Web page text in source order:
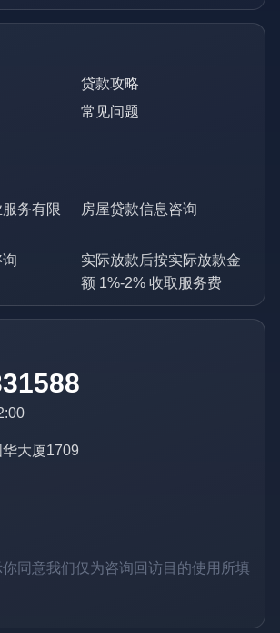
贷款攻略
常见问题
务有限
房屋贷款信息咨询
实际放款后按实际放款金
额 1%-2% 收取服务费
大厦1709
同意我们仅为咨询回访目的使用所填